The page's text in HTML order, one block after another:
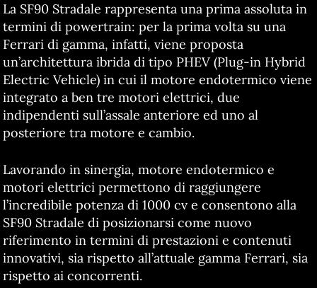
La SF90 Stradale rappresenta una prima assoluta in
termini di powertrain: per la prima volta su una
Ferrari di gamma, infatti, viene proposta
un’architettura ibrida di tipo PHEV (Plug-in Hybrid
Electric Vehicle) in cui il motore endotermico viene
integrato a ben tre motori elettrici, due
indipendenti sull’assale anteriore ed uno al
posteriore tra motore e cambio.
Lavorando in sinergia, motore endotermico e
motori elettrici permettono di raggiungere
l’incredibile potenza di 1000 cv e consentono alla
SF90 Stradale di posizionarsi come nuovo
riferimento in termini di prestazioni e contenuti
innovativi, sia rispetto all’attuale gamma Ferrari, sia
rispetto ai concorrenti.